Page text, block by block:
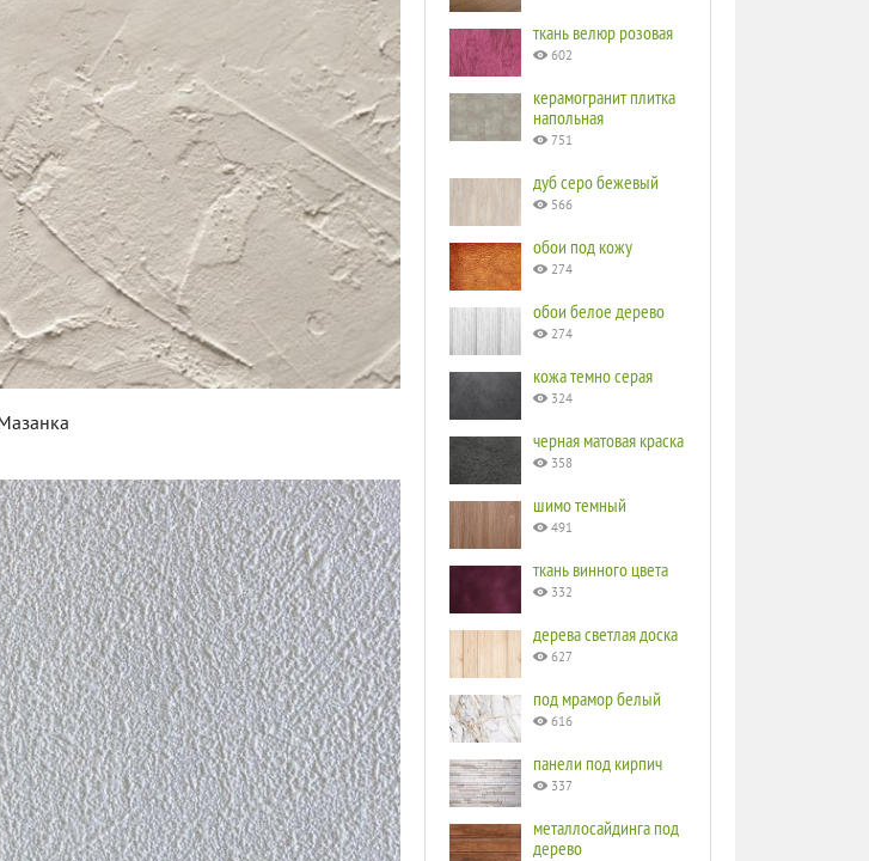
ткань велюр розовая
602
керамогранит плитка
напольная
751
дуб серо бежевый
566
обои под кожу
274
обои белое дерево
274
кожа темно серая
324
черная матовая краска
358
шимо темный
491
ткань винного цвета
332
дерева светлая доска
627
под мрамор белый
616
панели под кирпич
337
металлосайдинга под
дерево